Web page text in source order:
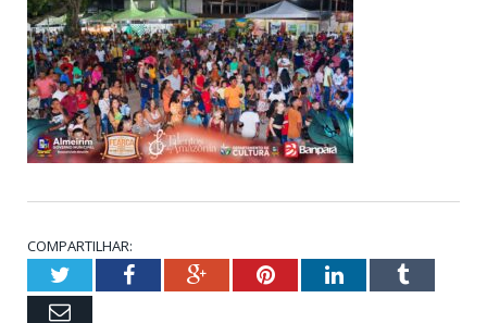
COMPARTILHAR:
TwitterFacebookGoogle+PinterestLinkedInTumblr
Email